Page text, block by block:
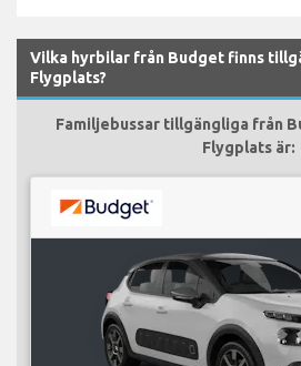
Vilka hyrbilar från Budget finns
Flygplats?
Familjebussar tillgängliga från
Flygplats är: